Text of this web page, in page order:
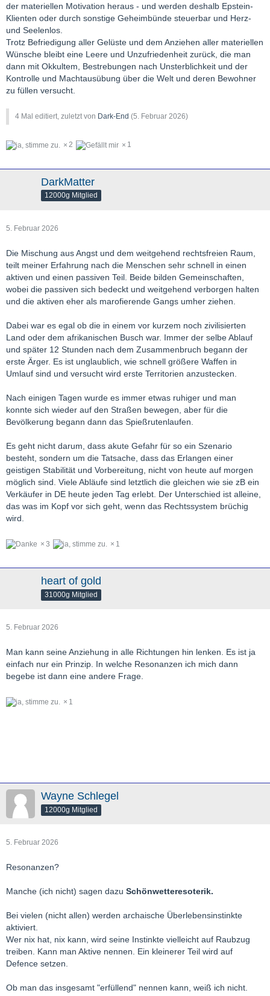
der materiellen Motivation heraus - und werden deshalb Epstein-
Klienten oder durch sonstige Geheimbünde steuerbar und Herz-
und Seelenlos.
Trotz Befriedigung aller Gelüste und dem Anziehen aller materiellen
Wünsche bleibt eine Leere und Unzufriedenheit zurück, die man
dann mit Okkultem, Bestrebungen nach Unsterblichkeit und der
Kontrolle und Machtausübung über die Welt und deren Bewohner
zu füllen versucht.
4 Mal editiert, zuletzt von Dark-End (5. Februar 2026)
2 1
DarkMatter
12000g Mitglied
5. Februar 2026
Die Mischung aus Angst und dem weitgehend rechtsfreien Raum,
teilt meiner Erfahrung nach die Menschen sehr schnell in einen
aktiven und einen passiven Teil. Beide bilden Gemeinschaften,
wobei die passiven sich bedeckt und weitgehend verborgen halten
und die aktiven eher als marofierende Gangs umher ziehen.
Dabei war es egal ob die in einem vor kurzem noch zivilisierten
Land oder dem afrikanischen Busch war. Immer der selbe Ablauf
und später 12 Stunden nach dem Zusammenbruch begann der
erste Ärger. Es ist unglaublich, wie schnell größere Waffen in
Umlauf sind und versucht wird erste Territorien anzustecken.
Nach einigen Tagen wurde es immer etwas ruhiger und man
konnte sich wieder auf den Straßen bewegen, aber für die
Bevölkerung begann dann das Spießrutenlaufen.
Es geht nicht darum, dass akute Gefahr für so ein Szenario
besteht, sondern um die Tatsache, dass das Erlangen einer
geistigen Stabilität und Vorbereitung, nicht von heute auf morgen
möglich sind. Viele Abläufe sind letztlich die gleichen wie sie zB ein
Verkäufer in DE heute jeden Tag erlebt. Der Unterschied ist alleine,
das was im Kopf vor sich geht, wenn das Rechtssystem brüchig
wird.
3 1
heart of gold
31000g Mitglied
5. Februar 2026
Man kann seine Anziehung in alle Richtungen hin lenken. Es ist ja
einfach nur ein Prinzip. In welche Resonanzen ich mich dann
begebe ist dann eine andere Frage.
1
Wayne Schlegel
12000g Mitglied
5. Februar 2026
Resonanzen?
Manche (ich nicht) sagen dazu Schönwetteresoterik.
Bei vielen (nicht allen) werden archaische Überlebensinstinkte
aktiviert.
Wer nix hat, nix kann, wird seine Instinkte vielleicht auf Raubzug
treiben. Kann man Aktive nennen. Ein kleinerer Teil wird auf
Defence setzen.
Ob man das insgesamt "erfüllend" nennen kann, weiß ich nicht.